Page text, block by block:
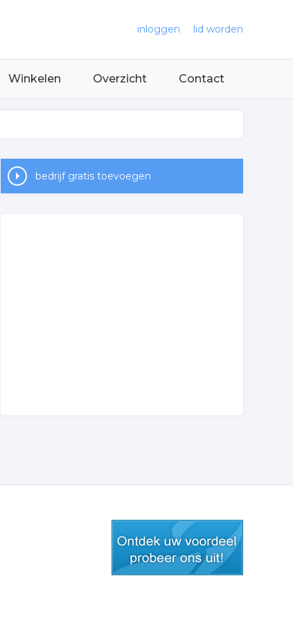
inloggen lid worden
Winkelen Overzicht Contact
bedrijf gratis toevoegen